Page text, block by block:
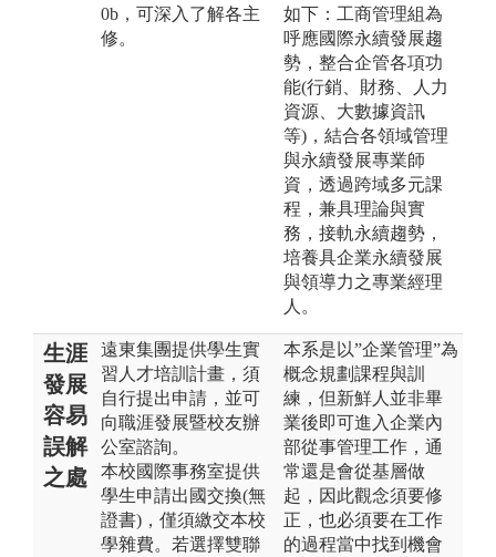
0b，可深入了解各主
修。
如下：工商管理組為
呼應國際永續發展趨
勢，整合企管各項功
能(行銷、財務、人力
資源、大數據資訊
等)，結合各領域管理
與永續發展專業師
資，透過跨域多元課
程，兼具理論與實
務，接軌永續趨勢，
培養具企業永續發展
與領導力之專業經理
人。
生涯
發展
容易
誤解
之處
遠東集團提供學生實
習人才培訓計畫，須
自行提出申請，並可
向職涯發展暨校友辦
公室諮詢。
本校國際事務室提供
學生申請出國交換(無
證書)，僅須繳交本校
學雜費。若選擇雙聯
本系是以”企業管理”為
概念規劃課程與訓
練，但新鮮人並非畢
業後即可進入企業內
部從事管理工作，通
常還是會從基層做
起，因此觀念須要修
正，也必須要在工作
的過程當中找到機會